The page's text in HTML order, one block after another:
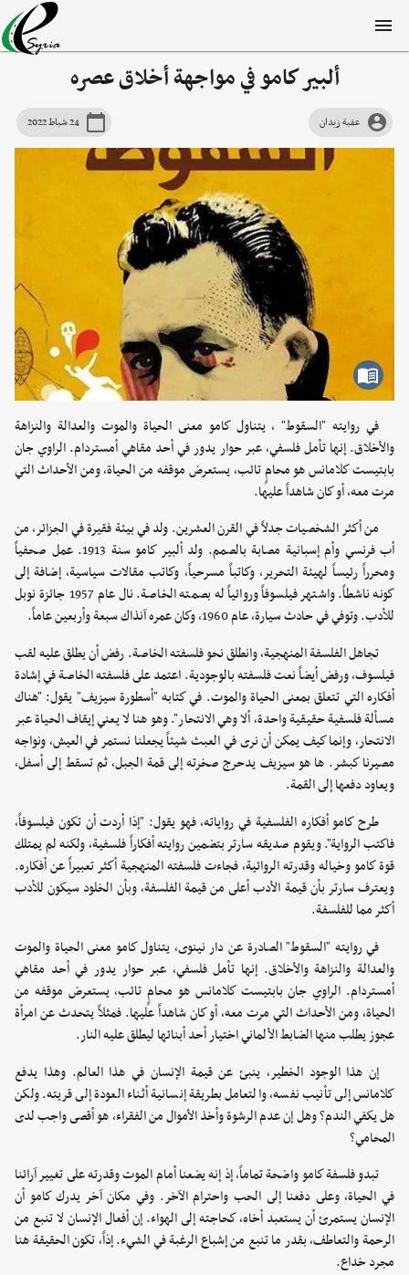
ألبير كامو في مواجهة أخلاق عصره
عقبة زيدان 24 شباط 2022
في روايته "السقوط" ، يتناول كامو معنى الحياة والموت والعدالة والنزاهة
والأخلاق. إنها تأمل فلسفي، عبر حوار يدور في أحد مقاهي أمستردام. الراوي جان
بابتيست كلامانس هو محامٍ تائب، يستعرض موقفه من الحياة، ومن الأحداث التي
مرت معه، أو كان شاهداً عليها.
من أكثر الشخصيات جدلاً في القرن العشرين. ولد في بيئة فقيرة في الجزائر، من
أب فرنسي وأم إسبانية مصابة بالصمم. ولد ألبير كامو سنة 1913. عمل صحفياً
ومحرراً رئيساً لهيئة التحرير، وكاتباً مسرحياً، وكاتب مقالات سياسية، إضافة إلى
كونه ناشطاً. واشتهر فيلسوفاً وروائياً له بصمته الخاصة. نال عام 1957 جائزة نوبل
للأدب. وتوفي في حادث سيارة، عام 1960، وكان عمره آنذاك سبعة وأربعين عاماً.
تجاهل الفلسفة المنهجية، وانطلق نحو فلسفته الخاصة. رفض أن يطلق عليه لقب
فيلسوف، ورفض أيضاً نعت فلسفته بالوجودية. اعتمد على فلسفته الخاصة في إشادة
أفكاره التي تتعلق بمعنى الحياة والموت. في كتابه "أسطورة سيزيف" يقول: "هناك
مسألة فلسفية حقيقية واحدة، ألا وهي الانتحار". وهو هنا لا يعني إيقاف الحياة عبر
الانتحار، وإنما كيف يمكن أن نرى في العبث شيئاً يجعلنا نستمر في العيش، ونواجه
مصيرنا كبشر. ها هو سيزيف يدحرج صخرته إلى قمة الجبل، ثم تسقط إلى أسفل،
ويعاود دفعها إلى القمة.
طرح كامو أفكاره الفلسفية في رواياته، فهو يقول: "إذا أردت أن تكون فيلسوفاً،
فاكتب الرواية". ويقوم صديقه سارتر بتضمين روايته أفكاراً فلسفية، ولكنه لم يمتلك
قوة كامو وخياله وقدرته الروائية، فجاءت فلسفته المنهجية أكثر تعبيراً عن أفكاره.
ويعترف سارتر بأن قيمة الأدب أعلى من قيمة الفلسفة، وبأن الخلود سيكون للأدب
أكثر مما للفلسفة.
في روايته "السقوط" الصادرة عن دار نينوى، يتناول كامو معنى الحياة والموت
والعدالة والنزاهة والأخلاق. إنها تأمل فلسفي، عبر حوار يدور في أحد مقاهي
أمستردام. الراوي جان بابتيست كلامانس هو محامٍ تائب، يستعرض موقفه من
الحياة، ومن الأحداث التي مرت معه، أو كان شاهداً عليها. فمثلاً يتحدث عن امرأة
عجوز يطلب منها الضابط الألماني اختيار أحد أبنائها ليطلق عليه النار.
إن هذا الوجود الخطير، ينبئ عن قيمة الإنسان في هذا العالم. وهذا يدفع
كلامانس إلى تأنيب نفسه، والتعامل بطريقة إنسانية أثناء العودة إلى قريته. ولكن
هل يكفي الندم؟ وهل إن عدم الرشوة وأخذ الأموال من الفقراء، هو أقصى واجب لدى
المحامي؟
تبدو فلسفة كامو واضحة تماماً، إذ إنه يضعنا أمام الموت وقدرته على تغيير آرائنا
في الحياة، وعلى دفعنا إلى الحب واحترام الآخر. وفي مكان آخر يدرك كامو أن
الإنسان يستمرئ أن يستعبد أخاه، كحاجته إلى الهواء. إن أفعال الإنسان لا تنبع من
الرحمة والتعاطف، بقدر ما تنبع من إشباع الرغبة في الشيء. إذاً، تكون الحقيقة هنا
مجرد خداع.